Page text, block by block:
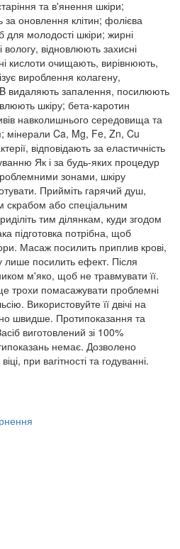
та в'янення шкіри;
за оновлення клітин; фолієва
для молодості шкіри; жирні
вологу, відновлюють захисні
кислоти очищають, вирівнюють,
вироблення колагену,
видаляють запалення, посилюють
шкіру; бета-каротин
навколишнього середовища та
мінерали Ca, Mg, Fe, Zn, Cu
відповідають за еластичність
Як і за будь-яких процедур
зонами, шкіру
Прийміть гарячий душ,
скрабом або спеціальним
тим ділянкам, куди згодом
підготовка потрібна, щоб
Масаж посилить приплив крові,
посилить ефект. Після
м'яко, щоб не травмувати її.
трохи помасажувати проблемні
Використовуйте її двічі на
швидше. Протипоказання та
виготовлений зі 100%
немає. Дозволено
при вагітності та годуванні.